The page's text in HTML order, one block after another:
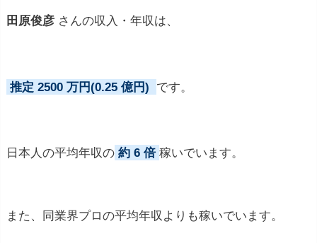
田原俊彦 さんの収入・年収は、
推定 2500 万円(0.25 億円) です。
日本人の平均年収の 約 6 倍 稼いでいます。
また、同業界プロの平均年収よりも稼いでいます。